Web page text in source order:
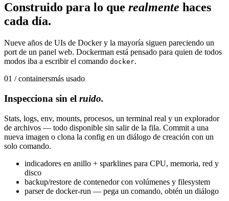
Construido para lo que realmente haces
cada día.
Nueve años de UIs de Docker y la mayoría siguen pareciendo un
port de un panel web. Dockerman está pensado para quien de todos
modos iba a escribir el comando docker.
01 / containersmás usado
Inspecciona sin el ruido.
Stats, logs, env, mounts, procesos, un terminal real y un explorador
de archivos — todo disponible sin salir de la fila. Commit a una
nueva imagen o clona la config en un diálogo de creación con un
solo comando.
indicadores en anillo + sparklines para CPU, memoria, red y
disco
backup/restore de contenedor con volúmenes y filesystem
parser de docker-run — pega un comando, obtén un diálogo